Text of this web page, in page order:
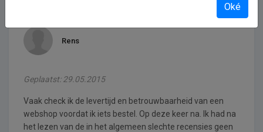
Rens
Geplaatst: 29.05.2015
Vaak check ik de levertijd en betrouwbaarheid van een
webshop voordat ik iets bestel. Op deze keer na. Ik had na
het lezen van de in het algemeen slechte recensies geen
Oké